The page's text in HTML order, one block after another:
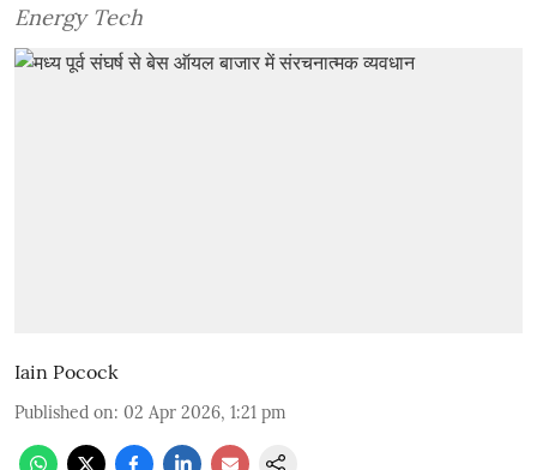
Energy Tech
Iain Pocock
Published on: 02 Apr 2026, 1:21 pm